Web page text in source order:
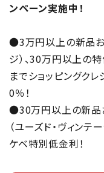
ンペーン実施中！
●3万円以上の新品お
ジ）、30万円以上の
までショッピングク
0％！
●30万円以上の新品
（ユーズド・ヴィン
ケベ特別低金利！